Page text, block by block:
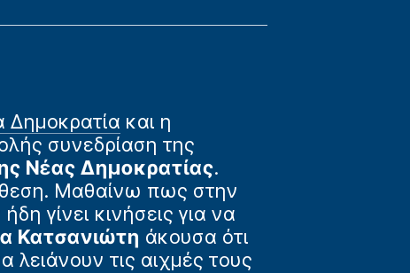
Δημοκρατία και η
συνεδρίαση της
Νέας Δημοκρατίας.
Μαθαίνω πως στην
γίνει κινήσεις για να
Κατσανιώτη άκουσα ότι
λειάνουν τις αιχμές τους